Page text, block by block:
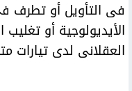
فى التأويل أو تطرف
الأيديولوجية أو
العقلانى لدى تيارات